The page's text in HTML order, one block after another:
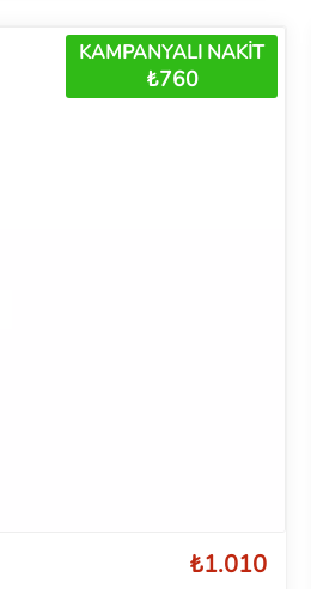
KAMPANYALI NAKİT
₺760
₺1.010